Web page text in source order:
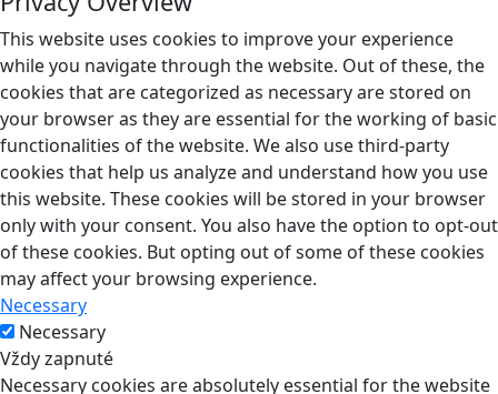
This website uses cookies to improve your experience
while you navigate through the website. Out of these, the
cookies that are categorized as necessary are stored on
your browser as they are essential for the working of basic
functionalities of the website. We also use third-party
cookies that help us analyze and understand how you use
this website. These cookies will be stored in your browser
only with your consent. You also have the option to opt-out
of these cookies. But opting out of some of these cookies
may affect your browsing experience.
Necessary
Necessary
Vždy zapnuté
Necessary cookies are absolutely essential for the website